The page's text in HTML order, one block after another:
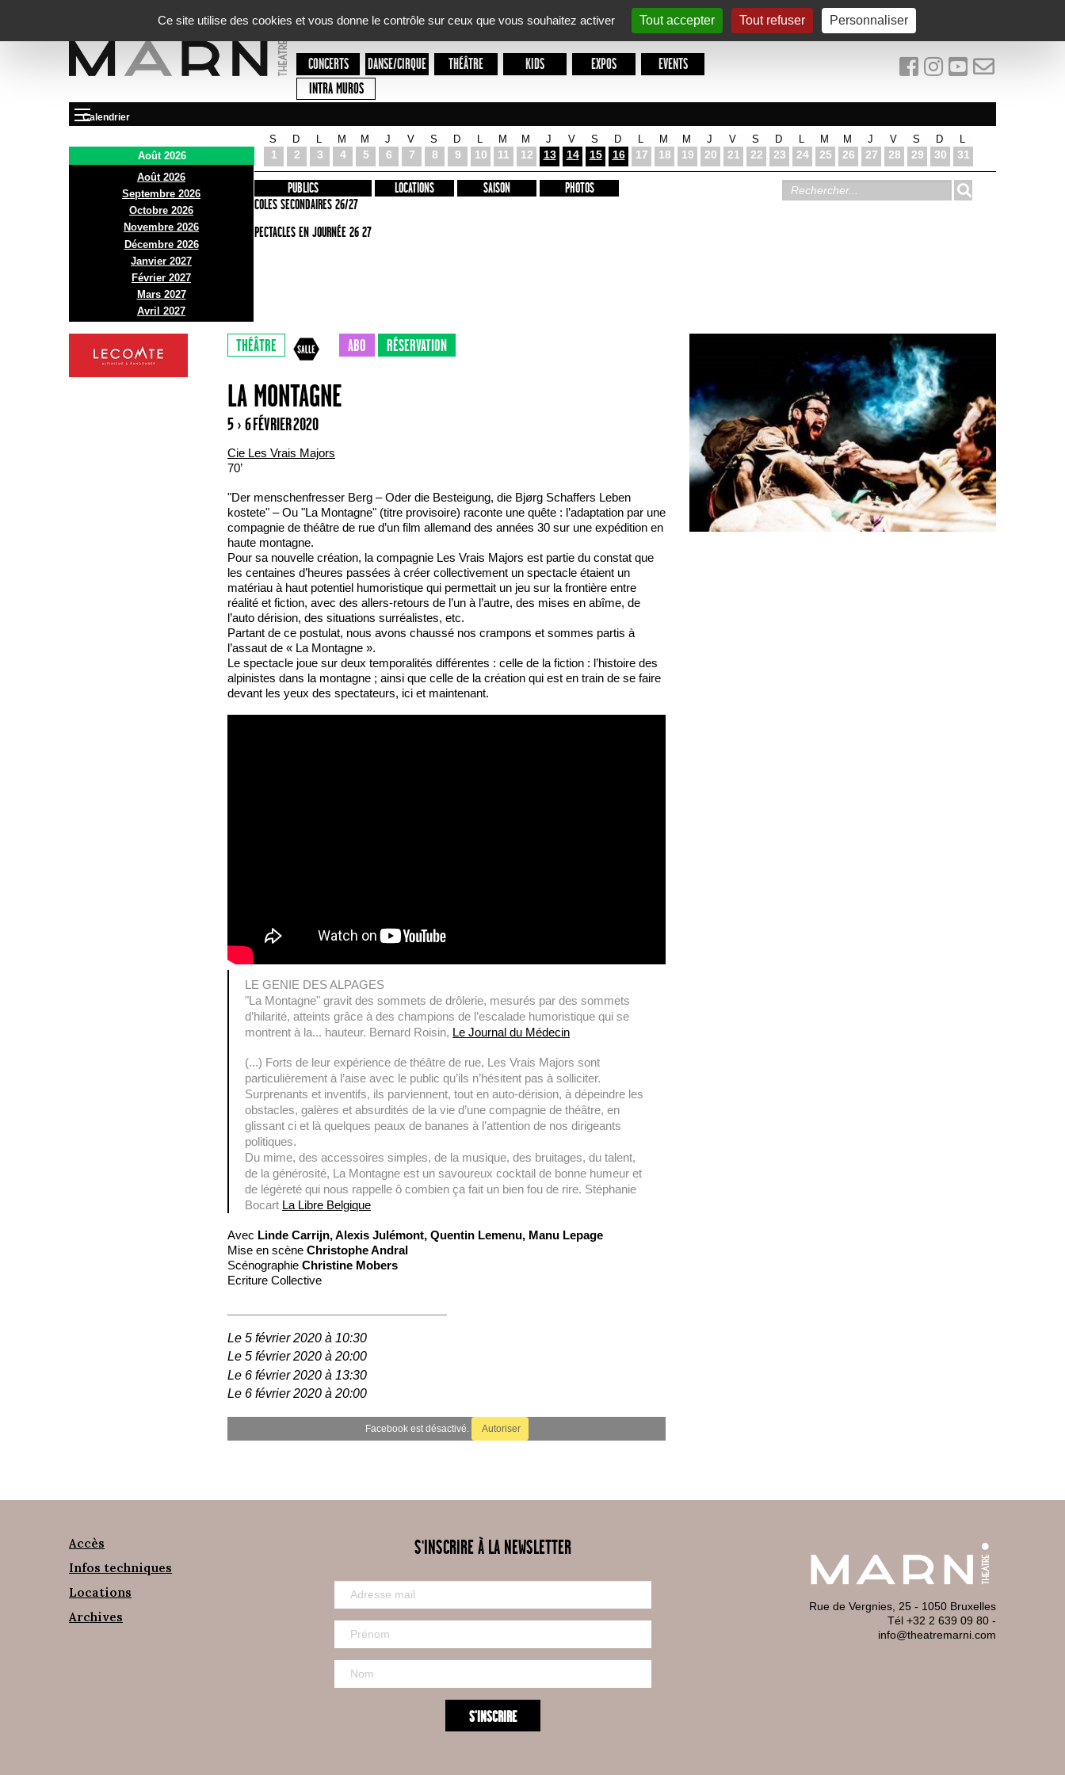
Ce site utilise des cookies et vous donne le contrôle sur ceux que vous souhaitez activer
Tout accepter Tout refuser Personnaliser
CONCERTS DANSE/CIRQUE THÉÂTRE KIDS EXPOS
EVENTS
INTRA MUROS
Calendrier
Août 2026
Août 2026
Septembre 2026
Octobre 2026
Novembre 2026
Décembre 2026
Janvier 2027
Février 2027
Mars 2027
Avril 2027
S
1
D
2 3
M
4
M
5
J
6
V
7
S
8
D
9 10
M
11
M
12
J
13
V
14
S
15
D
16 17
M
18
M
19
J
20
V
21
S
22
D
23 24
M
25
M
26
J
27
V
28
S
29
D
30 31
PRÉSENTATION
INFOS PRATIQUES
ACCES
BAR ET BISTRO
BILLETTERIE
PUBLICS
ECOLES SECONDAIRES 26/27
SPECTACLES EN JOURNÉE 26 27
LOCATIONS SAISON PHOTOS
THÉÂTRE ABO RÉSERVATION
LA MONTAGNE
5 › 6 FÉVRIER 2020
Cie Les Vrais Majors
70’
"Der menschenfresser Berg – Oder die Besteigung, die Bjørg Schaffers Leben
kostete" – Ou "La Montagne" (titre provisoire) raconte une quête : l’adaptation par une
compagnie de théâtre de rue d’un film allemand des années 30 sur une expédition en
haute montagne.
Pour sa nouvelle création, la compagnie Les Vrais Majors est partie du constat que
les centaines d’heures passées à créer collectivement un spectacle étaient un
matériau à haut potentiel humoristique qui permettait un jeu sur la frontière entre
réalité et fiction, avec des allers-retours de l’un à l’autre, des mises en abîme, de
l’auto dérision, des situations surréalistes, etc.
Partant de ce postulat, nous avons chaussé nos crampons et sommes partis à
l’assaut de « La Montagne ».
Le spectacle joue sur deux temporalités différentes : celle de la fiction : l’histoire des
alpinistes dans la montagne ; ainsi que celle de la création qui est en train de se faire
devant les yeux des spectateurs, ici et maintenant.
LE GENIE DES ALPAGES
"La Montagne" gravit des sommets de drôlerie, mesurés par des sommets
d’hilarité, atteints grâce à des champions de l’escalade humoristique qui se
montrent à la... hauteur. Bernard Roisin, Le Journal du Médecin
(...) Forts de leur expérience de théâtre de rue, Les Vrais Majors sont
particulièrement à l’aise avec le public qu’ils n’hésitent pas à solliciter.
Surprenants et inventifs, ils parviennent, tout en auto-dérision, à dépeindre les
obstacles, galères et absurdités de la vie d’une compagnie de théâtre, en
glissant ci et là quelques peaux de bananes à l’attention de nos dirigeants
politiques.
Du mime, des accessoires simples, de la musique, des bruitages, du talent,
de la générosité, La Montagne est un savoureux cocktail de bonne humeur et
de légèreté qui nous rappelle ô combien ça fait un bien fou de rire. Stéphanie
Bocart La Libre Belgique
Avec Linde Carrijn, Alexis Julémont, Quentin Lemenu, Manu Lepage
Mise en scène Christophe Andral
Scénographie Christine Mobers
Ecriture Collective
Le 5 février 2020 à 10:30
Le 5 février 2020 à 20:00
Le 6 février 2020 à 13:30
Le 6 février 2020 à 20:00
Facebook est désactivé. Autoriser
Accès
Infos techniques
Locations
Archives
S'INSCRIRE À LA NEWSLETTER
Rue de Vergnies, 25 - 1050 Bruxelles
Tél +32 2 639 09 80 -
info@theatremarni.com